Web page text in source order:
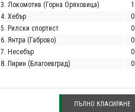
Локомотив (Горна Оряховица)
1
Хебър
0
Рилски спортист
0
Янтра (Габрово)
0
Несебър
0
Пирин (Благоевград)
0
ПЪЛНО КЛАСИРАНЕ